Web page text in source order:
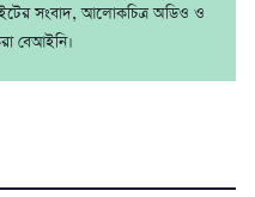
সংবাদ, আলোকচিত্র অডিও ও
বেআইনি।